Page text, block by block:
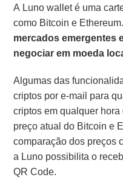
A Luno wallet é uma
como Bitcoin e Ethereum.
mercados emergentes
negociar em moeda
Algumas das
criptos por e-mail para
criptos em qualquer
preço atual do Bitcoin e
comparação dos preços
a Luno possibilita o
QR Code.